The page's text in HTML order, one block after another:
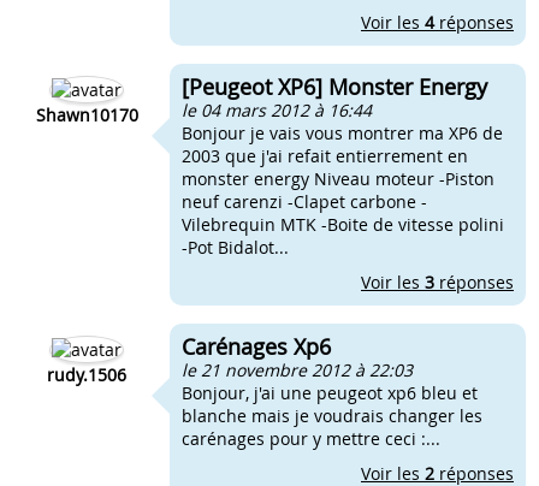
Voir les 4réponses
Shawn10170
[Peugeot XP6] Monster Energy
le 04 mars 2012 à 16:44
Bonjour je vais vous montrer ma XP6 de
2003 que j'ai refait entierrement en
monster energy Niveau moteur -Piston
neuf carenzi -Clapet carbone -
Vilebrequin MTK -Boite de vitesse polini
-Pot Bidalot...
Voir les 3 réponses
rudy.1506
Carénages Xp6
le 21 novembre 2012 à 22:03
Bonjour, j'ai une peugeot xp6 bleu et
blanche mais je voudrais changer les
carénages pour y mettre ceci :...
Voir les 2 réponses